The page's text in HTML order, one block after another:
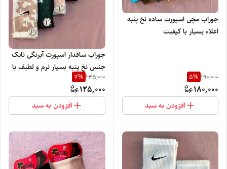
جوراب مچی اسپورت ساده نخ پنبه
اعلاء بسیار با کیفیت
190,000
5%
180,000
افزودن به سبد
جوراب ساقدار اسپورت آبرنگی نایک
جنس نخ پنبه بسیار نرم و لطیف با
پاخور شیک
135,000
7%
125,000
افزودن به سبد